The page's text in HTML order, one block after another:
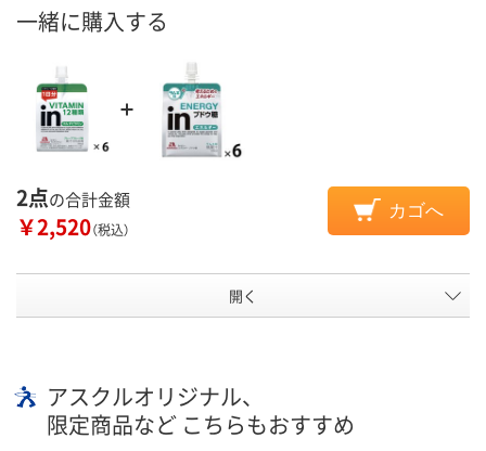
一緒に購入する
2点の合計金額
￥2,520（税込）
カゴへ
開く
アスクルオリジナル、
限定商品など こちらもおすすめ